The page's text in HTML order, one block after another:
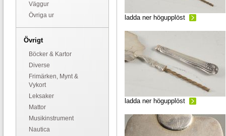
Väggur
Övriga ur
Övrigt
Böcker & Kartor
Diverse
Frimärken, Mynt &
Vykort
Leksaker
Mattor
Musikinstrument
Nautica
ladda ner högupplöst
ladda ner högupplöst